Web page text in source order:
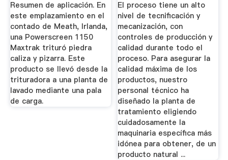
Resumen de aplicación. En
este emplazamiento en el
contado de Meath, Irlanda,
una Powerscreen 1150
Maxtrak trituró piedra
caliza y pizarra. Este
producto se llevó desde la
trituradora a una planta de
lavado mediante una pala
de carga.
El proceso tiene un alto
nivel de tecnificación y
mecanización, con
controles de producción y
calidad durante todo el
proceso. Para asegurar la
calidad máxima de los
productos, nuestro
personal técnico ha
diseñado la planta de
tratamiento eligiendo
cuidadosamente la
maquinaria específica más
idónea para obtener, de un
producto natural ...